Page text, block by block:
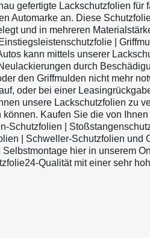
gefertigte Lackschutzfolien für
Automarke an. Diese
und in mehreren
|
kann mittels unserer
durch
den Griffmulden nicht mehr
oder bei einer
unsere Lackschutzfolien zu
können. Kaufen Sie die von
Schutzfolien |
| Schweller-Schutzfolien und
Selbstmontage hier in unserem
Qualität mit einer sehr